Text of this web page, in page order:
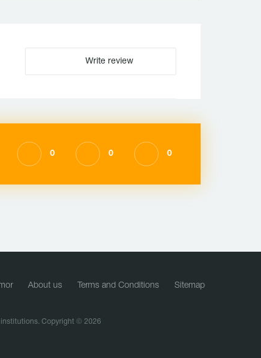
Write review
0 0 0
About us Terms and Conditions Sitemap
institutions. Copyright © 2026